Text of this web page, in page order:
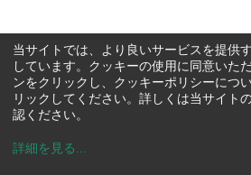
当サイトでは、より良いサービスを提供
しています。クッキーの使用に同意いた
ンをクリックし、クッキーポリシーにつ
リックしてください。詳しくは当サイト
認ください。
詳細を見る ...